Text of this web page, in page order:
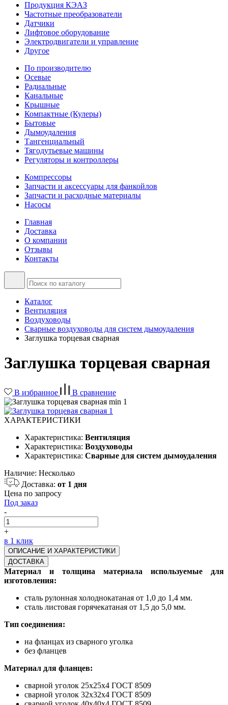
Продукция КЭАЗ
Частотные преобразователи
Датчики
Лифтовое оборудование
Электродвигатели и управление
Другое
По производителю
Осевые
Радиальные
Канальные
Крышные
Компактные (Кулеры)
Бытовые
Дымоудаления
Тангенциальный
Тягодутьевые машины
Регуляторы и контроллеры
Компрессоры
Запчасти и аксессуары для фанкойлов
Запчасти и расходные материалы
Насосы
Главная
Доставка
О компании
Отзывы
Контакты
Каталог
Вентиляция
Воздуховоды
Сварные воздуховоды для систем дымоудаления
Заглушка торцевая сварная
Заглушка торцевая сварная
В избранное В сравнение
ХАРАКТЕРИСТИКИ
Характеристика: Вентиляция
Характеристика: Воздуховоды
Характеристика: Сварные для систем дымоудаления
Наличие: Несколько
Доставка: от 1 дня
Цена по запросу
Под заказ
-
+
в 1 клик
ОПИСАНИЕ И ХАРАКТЕРИСТИКИ
ДОСТАВКА
Материал и толщина материала используемые для
изготовления:
сталь рулонная холоднокатаная от 1,0 до 1,4 мм.
сталь листовая горячекатаная от 1,5 до 5,0 мм.
Тип соединения:
на фланцах из сварного уголка
без фланцев
Материал для фланцев:
сварной уголок 25х25х4 ГОСТ 8509
сварной уголок 32х32х4 ГОСТ 8509